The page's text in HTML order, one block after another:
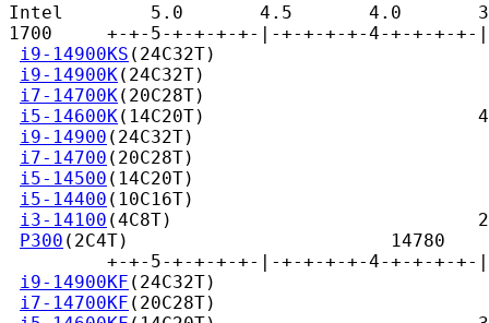
Intel        5.0       4.5       4.0
1700     +-+-5-+-+-+-+-|-+-+-+-+-4-+-+-+-+-|-
i9-14900KS (24C32T)
i9-14900K(24C32T)
i7-14700K(20C28T)
i5-14600K(14C20T)
i9-14900 (24C32T)
i7-14700 (20C28T)
i5-14500 (14C20T)
i5-14400 (10C16T)
i3-14100 (4C8T)
P300 (2C4T)                        14780
+-+-5-+-+-+-+-|-+-+-+-+-4-+-+-+-
i9-14900KF (24C32T)
i7-14700KF (20C28T)